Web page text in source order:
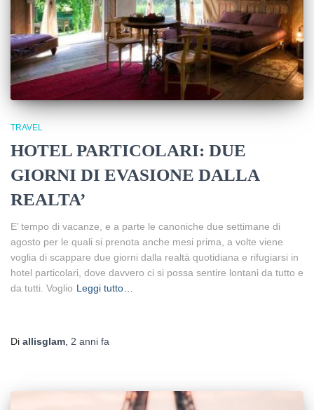
TRAVEL
HOTEL PARTICOLARI: DUE
GIORNI DI EVASIONE DALLA
REALTA’
E’ tempo di vacanze, e a parte le canoniche due settimane di
agosto per le quali si prenota anche mesi prima, a volte viene
voglia di scappare due giorni dalla realtà quotidiana e rifugiarsi in
hotel particolari, dove davvero ci si possa sentire lontani da tutto e
da tutti. Voglio Leggi tutto…
Di allisglam, 2 anni fa